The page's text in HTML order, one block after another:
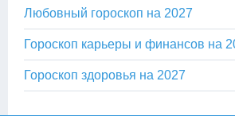
Любовный гороскоп на 2027
Гороскоп карьеры и финансов на
Гороскоп здоровья на 2027